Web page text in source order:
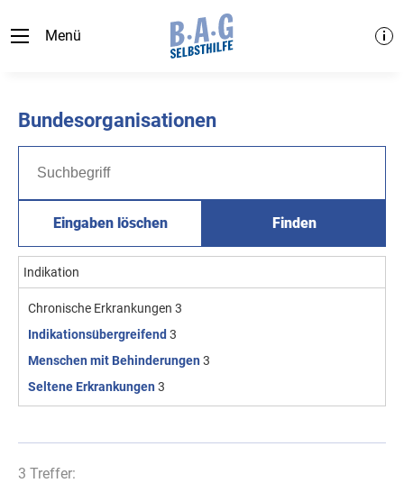
Menü
Bundesorganisationen
Eingaben löschen Finden
Indikation
Chronische Erkrankungen 3
Indikationsübergreifend 3
Menschen mit Behinderungen 3
Seltene Erkrankungen 3
3 Treffer: